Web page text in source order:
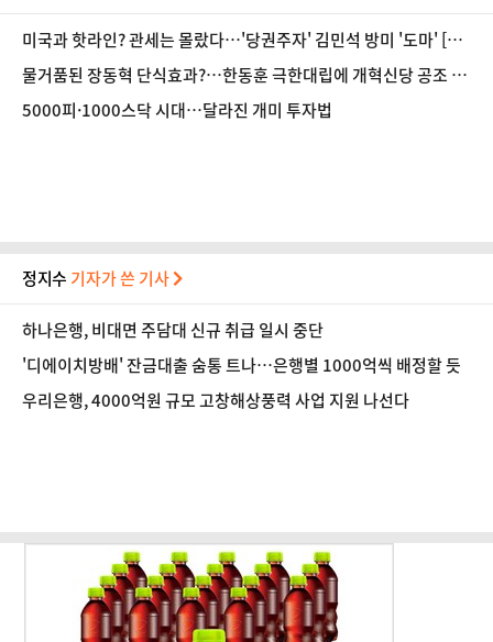
미국과 핫라인? 관세는 몰랐다…'당권주자' 김민석 방미 '도마' [정
국 기상대]
물거품된 장동혁 단식효과?…한동훈 극한대립에 개혁신당 공조 냉
각
5000피·1000스닥 시대…달라진 개미 투자법
정지수 기자가 쓴 기사
하나은행, 비대면 주담대 신규 취급 일시 중단
'디에이치방배' 잔금대출 숨통 트나…은행별 1000억씩 배정할 듯
우리은행, 4000억원 규모 고창해상풍력 사업 지원 나선다